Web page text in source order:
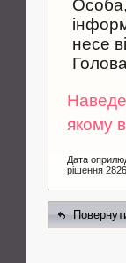
несе
якому
Дата
рішення